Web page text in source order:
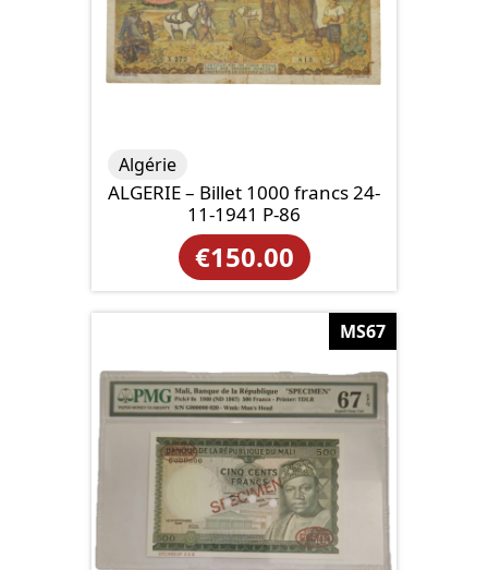
ALGERIE – Billet 1000 francs 24-
11-1941 P-86
€150.00
Algérie
MS67